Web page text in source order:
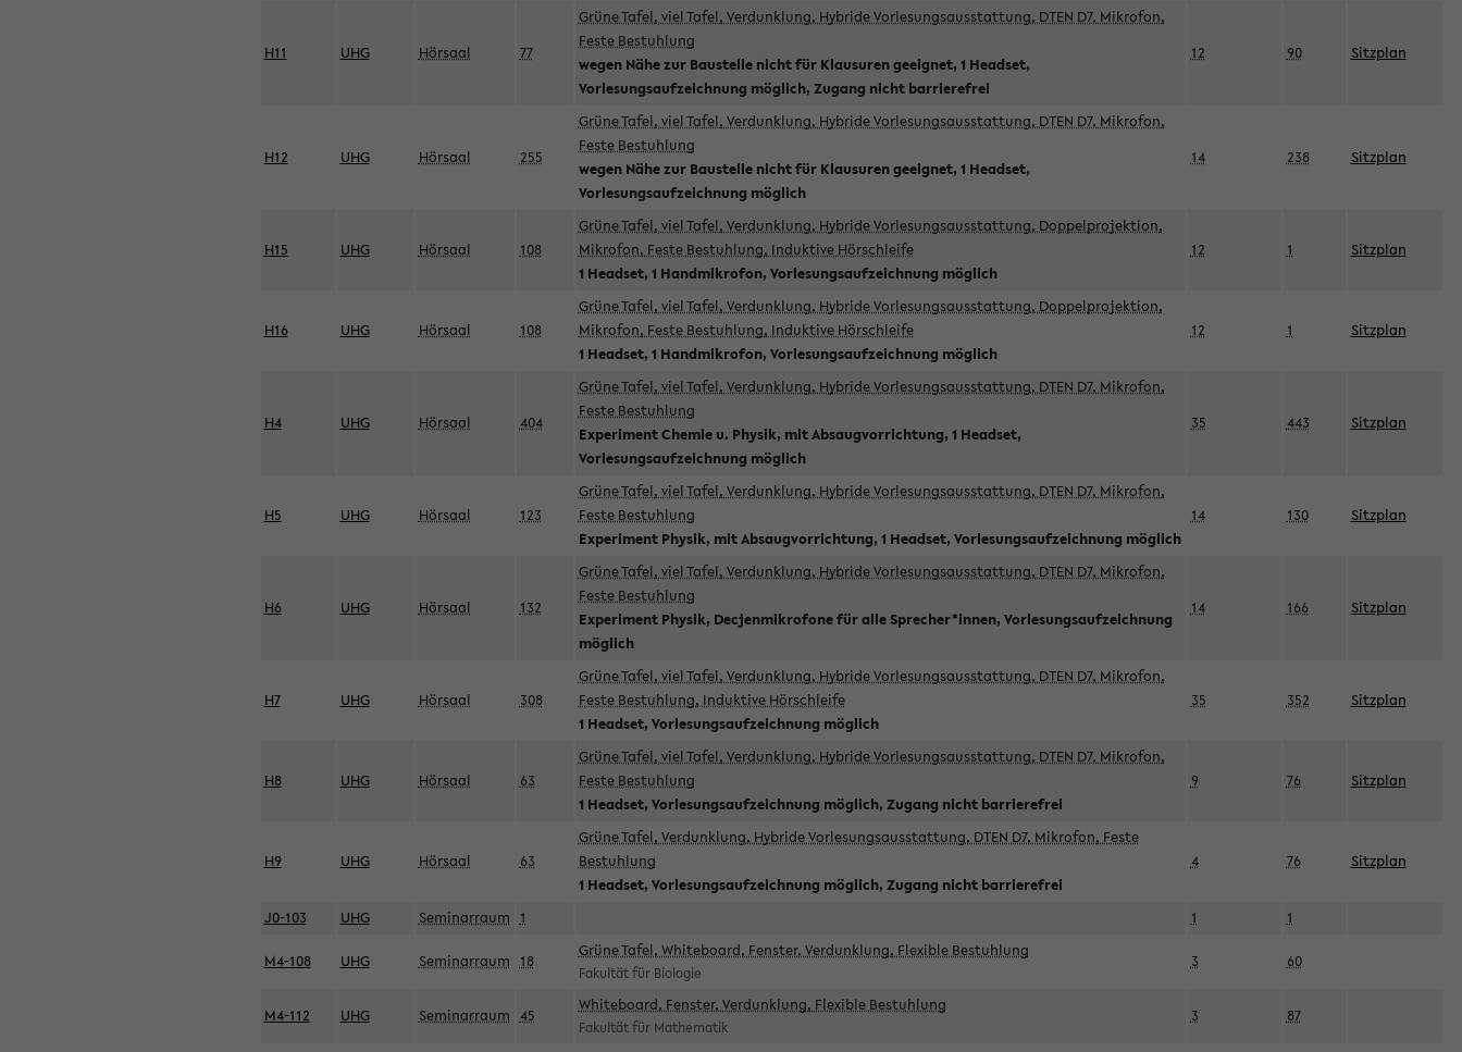
H11 UHG Hörsaal 77
Grüne Tafel, viel Tafel, Verdunklung, Hybride Vorlesungsausstattung, DTEN D7, Mikrofon,
Feste Bestuhlung
wegen Nähe zur Baustelle nicht für Klausuren geeignet, 1 Headset,
Vorlesungsaufzeichnung möglich, Zugang nicht barrierefrei
12 90 Sitzplan
H12 UHG Hörsaal 255
Grüne Tafel, viel Tafel, Verdunklung, Hybride Vorlesungsausstattung, DTEN D7, Mikrofon,
Feste Bestuhlung
wegen Nähe zur Baustelle nicht für Klausuren geeignet, 1 Headset,
Vorlesungsaufzeichnung möglich
14 238 Sitzplan
H15 UHG Hörsaal 108
Grüne Tafel, viel Tafel, Verdunklung, Hybride Vorlesungsausstattung, Doppelprojektion,
Mikrofon, Feste Bestuhlung, Induktive Hörschleife
1 Headset, 1 Handmikrofon, Vorlesungsaufzeichnung möglich
12 1 Sitzplan
H16 UHG Hörsaal 108
Grüne Tafel, viel Tafel, Verdunklung, Hybride Vorlesungsausstattung, Doppelprojektion,
Mikrofon, Feste Bestuhlung, Induktive Hörschleife
1 Headset, 1 Handmikrofon, Vorlesungsaufzeichnung möglich
12 1 Sitzplan
H4 UHG Hörsaal 404
Grüne Tafel, viel Tafel, Verdunklung, Hybride Vorlesungsausstattung, DTEN D7, Mikrofon,
Feste Bestuhlung
Experiment Chemie u. Physik, mit Absaugvorrichtung, 1 Headset,
Vorlesungsaufzeichnung möglich
35 443 Sitzplan
H5 UHG Hörsaal 123
Grüne Tafel, viel Tafel, Verdunklung, Hybride Vorlesungsausstattung, DTEN D7, Mikrofon,
Feste Bestuhlung
Experiment Physik, mit Absaugvorrichtung, 1 Headset, Vorlesungsaufzeichnung möglich
14 130 Sitzplan
H6 UHG Hörsaal 132
Grüne Tafel, viel Tafel, Verdunklung, Hybride Vorlesungsausstattung, DTEN D7, Mikrofon,
Feste Bestuhlung
Experiment Physik, Decjenmikrofone für alle Sprecher*innen, Vorlesungsaufzeichnung
möglich
14 166 Sitzplan
H7 UHG Hörsaal 308
Grüne Tafel, viel Tafel, Verdunklung, Hybride Vorlesungsausstattung, DTEN D7, Mikrofon,
Feste Bestuhlung, Induktive Hörschleife
1 Headset, Vorlesungsaufzeichnung möglich
35 352 Sitzplan
H8 UHG Hörsaal 63
Grüne Tafel, viel Tafel, Verdunklung, Hybride Vorlesungsausstattung, DTEN D7, Mikrofon,
Feste Bestuhlung
1 Headset, Vorlesungsaufzeichnung möglich, Zugang nicht barrierefrei
9 76 Sitzplan
H9 UHG Hörsaal 63
Grüne Tafel, Verdunklung, Hybride Vorlesungsausstattung, DTEN D7, Mikrofon, Feste
Bestuhlung
1 Headset, Vorlesungsaufzeichnung möglich, Zugang nicht barrierefrei
4 76 Sitzplan
J0-103 UHG Seminarraum 1 1 1
M4-108 UHG Seminarraum 18
Grüne Tafel, Whiteboard, Fenster, Verdunklung, Flexible Bestuhlung
Fakultät für Biologie
3 60
M4-112 UHG Seminarraum 45
Whiteboard, Fenster, Verdunklung, Flexible Bestuhlung
Fakultät für Mathematik
3 87